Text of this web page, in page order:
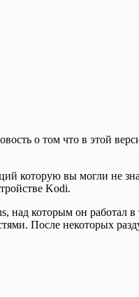
о том что в этой
которую вы могли не
Kodi.
над которым он работал
После некоторых